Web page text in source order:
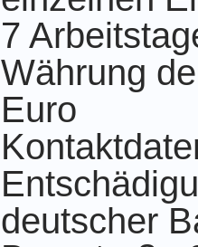
7
Währung
Euro
deutscher